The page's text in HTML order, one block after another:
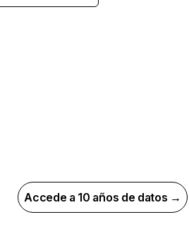
Accede a 10 años de datos →